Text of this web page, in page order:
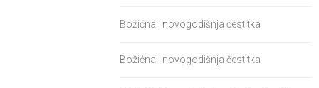
Božićna i novogodišnja čestitka
Božićna i novogodišnja čestitka